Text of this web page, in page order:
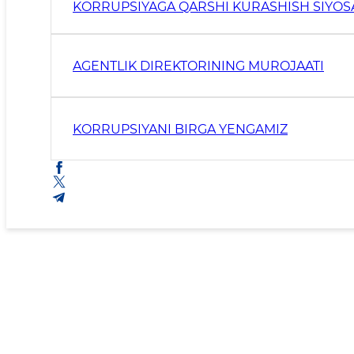
KORRUPSIYAGA QARSHI KURASHISH
AGENTLIK DIREKTORINING MUROJAATI
KORRUPSIYANI BIRGA YENGAMIZ